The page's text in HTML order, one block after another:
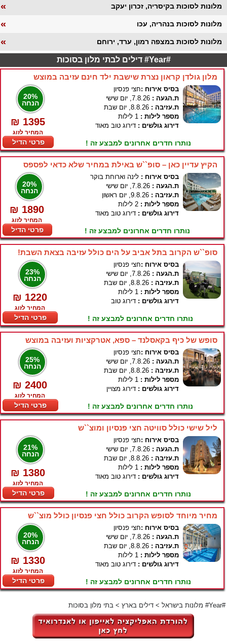
« מלונות לסוכות בקיסריה, זכרון יעקב
« מלונות לסוכות בנהריה, עכו
« מלונות לסוכות במצפה רמון, ערד, ירוחם
דילים לבתי מלון בסוכות #Year#
מלון גולדן קראון נצרת שישבת ילד חינם עזיבה במוצש
20%
הנחה
₪ 1395
המחיר לזוג
פרטי הדיל
בסיס אירוח :חצי פנסיון
ת.הגעה :
ת.עזיבה :
מספר לילות :
דירוג גולשים : דירוג טוב מאוד
נותרו חדרים אחרונים למבצע זה !
הקיץ עדיין כאן – סופ``ש באילת במחיר שלא כדאי לפספס
20%
הנחה
₪ 1890
המחיר לזוג
פרטי הדיל
בסיס אירוח : לינה וארוחת בוקר
ת.הגעה :
ת.עזיבה :
מספר לילות :
דירוג גולשים : דירוג טוב מאוד
נותרו חדרים אחרונים למבצע זה !
סופ``ש הקרוב בתל אביב על הים כולל עזיבה בצאת השבת!
23%
הנחה
₪ 1220
המחיר לזוג
פרטי הדיל
בסיס אירוח :חצי פנסיון
ת.הגעה :
ת.עזיבה :
מספר לילות :
דירוג גולשים : דירוג טוב
נותרו חדרים אחרונים למבצע זה !
סופש של כיף בקאסלנד – ספא, אטרקציות ועזיבה במוצש
25%
הנחה
₪ 2400
המחיר לזוג
פרטי הדיל
בסיס אירוח :חצי פנסיון
ת.הגעה :
ת.עזיבה :
מספר לילות :
דירוג גולשים : דירוג מצויין
נותרו חדרים אחרונים למבצע זה !
ליל שישי כולל סוויטה חצי פנסיון ומוצ``ש
21%
הנחה
₪ 1380
המחיר לזוג
פרטי הדיל
בסיס אירוח :חצי פנסיון
ת.הגעה :
ת.עזיבה :
מספר לילות :
דירוג גולשים : דירוג טוב מאוד
נותרו חדרים אחרונים למבצע זה !
מחיר מיוחד לסופש הקרוב כולל חצי פנסיון כולל מוצ``ש
20%
הנחה
₪ 1330
המחיר לזוג
פרטי הדיל
בסיס אירוח :חצי פנסיון
ת.הגעה :
ת.עזיבה :
מספר לילות :
דירוג גולשים : דירוג טוב מאוד
נותרו חדרים אחרונים למבצע זה !
מלונות בישראל > דילים בארץ > בתי מלון בסוכות #Year#